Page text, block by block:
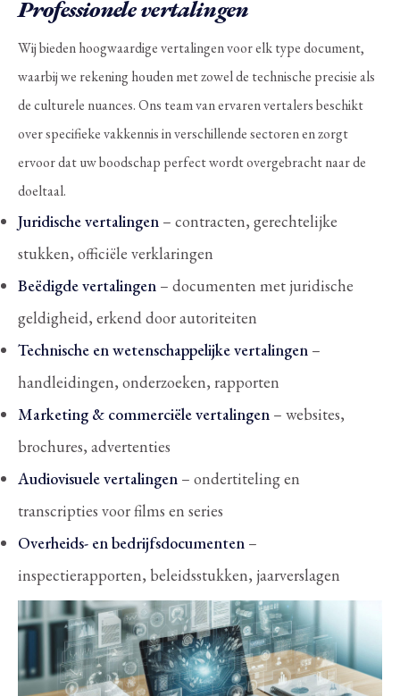
Professionele vertalingen
Wij bieden hoogwaardige vertalingen voor elk type document,
waarbij we rekening houden met zowel de technische precisie als
de culturele nuances. Ons team van ervaren vertalers beschikt
over specifieke vakkennis in verschillende sectoren en zorgt
ervoor dat uw boodschap perfect wordt overgebracht naar de
doeltaal.
Juridische vertalingen – contracten, gerechtelijke
stukken, officiële verklaringen
Beëdigde vertalingen – documenten met juridische
geldigheid, erkend door autoriteiten
Technische en wetenschappelijke vertalingen –
handleidingen, onderzoeken, rapporten
Marketing & commerciële vertalingen – websites,
brochures, advertenties
Audiovisuele vertalingen – ondertiteling en
transcripties voor films en series
Overheids- en bedrijfsdocumenten –
inspectierapporten, beleidsstukken, jaarverslagen